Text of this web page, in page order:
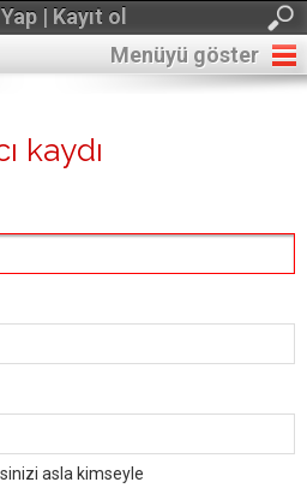
| Kayıt ol
Menüyü göster
kaydı
asla kimseyle